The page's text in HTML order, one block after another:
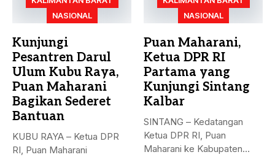
NASIONAL
Kunjungi
Pesantren Darul
Ulum Kubu Raya,
Puan Maharani
Bagikan Sederet
Bantuan
KUBU RAYA – Ketua DPR
RI, Puan Maharani
NASIONAL
Puan Maharani,
Ketua DPR RI
Partama yang
Kunjungi Sintang
Kalbar
SINTANG – Kedatangan
Ketua DPR RI, Puan
Maharani ke Kabupaten